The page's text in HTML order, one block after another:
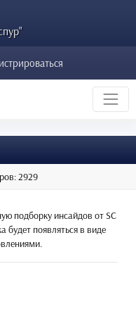
2929
подборку инсайдов от SC
будет появляться в виде